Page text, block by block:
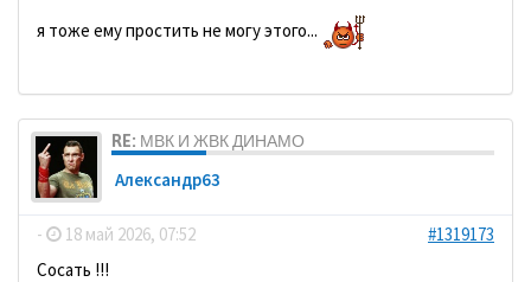
я тоже ему простить не могу этого...
RE: МВК И ЖВК ДИНАМО
Александр63
- 18 май 2026, 07:52
#1319173
Сосать !!!